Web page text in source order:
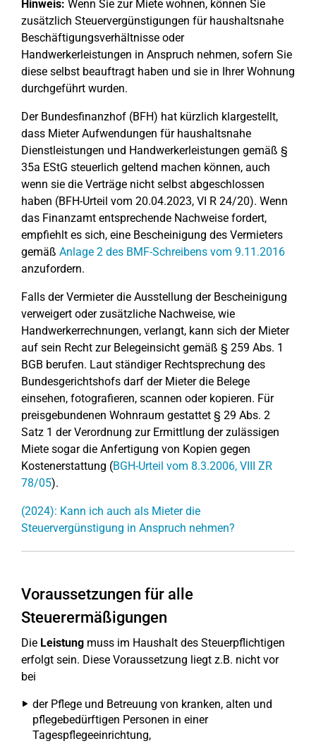
Hinweis: Wenn Sie zur Miete wohnen, können Sie
zusätzlich Steuervergünstigungen für haushaltsnahe
Beschäftigungsverhältnisse oder
Handwerkerleistungen in Anspruch nehmen, sofern Sie
diese selbst beauftragt haben und sie in Ihrer Wohnung
durchgeführt wurden.
Der Bundesfinanzhof (BFH) hat kürzlich klargestellt,
dass Mieter Aufwendungen für haushaltsnahe
Dienstleistungen und Handwerkerleistungen gemäß §
35a EStG steuerlich geltend machen können, auch
wenn sie die Verträge nicht selbst abgeschlossen
haben (BFH-Urteil vom 20.04.2023, VI R 24/20). Wenn
das Finanzamt entsprechende Nachweise fordert,
empfiehlt es sich, eine Bescheinigung des Vermieters
gemäß Anlage 2 des BMF-Schreibens vom 9.11.2016
anzufordern.
Falls der Vermieter die Ausstellung der Bescheinigung
verweigert oder zusätzliche Nachweise, wie
Handwerkerrechnungen, verlangt, kann sich der Mieter
auf sein Recht zur Belegeinsicht gemäß § 259 Abs. 1
BGB berufen. Laut ständiger Rechtsprechung des
Bundesgerichtshofs darf der Mieter die Belege
einsehen, fotografieren, scannen oder kopieren. Für
preisgebundenen Wohnraum gestattet § 29 Abs. 2
Satz 1 der Verordnung zur Ermittlung der zulässigen
Miete sogar die Anfertigung von Kopien gegen
Kostenerstattung (BGH-Urteil vom 8.3.2006, VIII ZR
78/05).
(2024): Kann ich auch als Mieter die
Steuervergünstigung in Anspruch nehmen?
Voraussetzungen für alle
Steuerermäßigungen
Die Leistung muss im Haushalt des Steuerpflichtigen
erfolgt sein. Diese Voraussetzung liegt z.B. nicht vor
bei
der Pflege und Betreuung von kranken, alten und
pflegebedürftigen Personen in einer
Tagespflegeeinrichtung,